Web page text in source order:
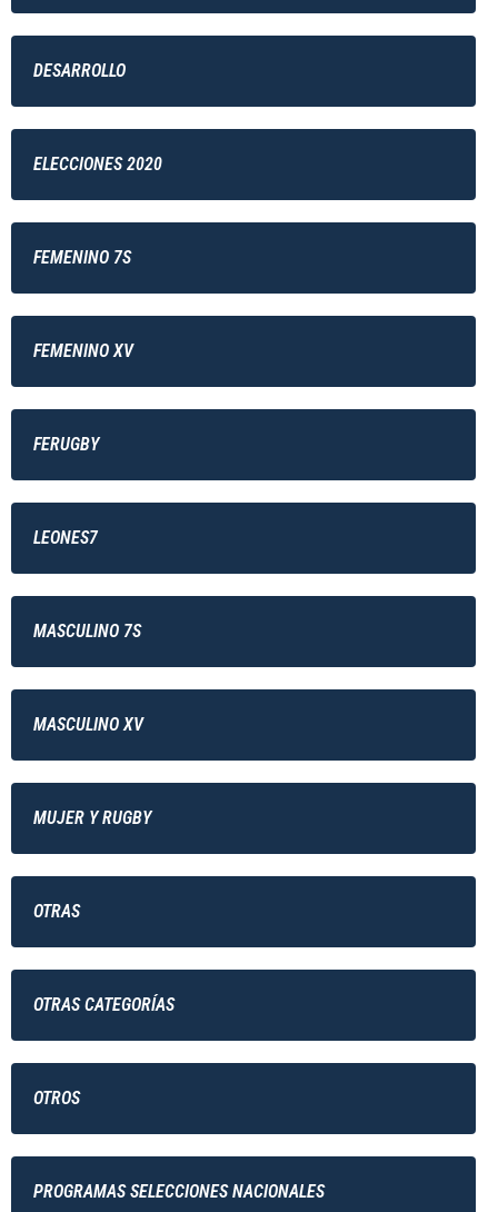
DESARROLLO
ELECCIONES 2020
FEMENINO 7S
FEMENINO XV
FERUGBY
LEONES7
MASCULINO 7S
MASCULINO XV
MUJER Y RUGBY
OTRAS
OTRAS CATEGORÍAS
OTROS
PROGRAMAS SELECCIONES NACIONALES